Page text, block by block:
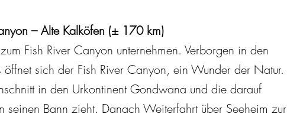
– Alte Kalköfen (± 170 km)
Fish River Canyon unternehmen. Verborgen in den
sich der Fish River Canyon, ein Wunder der Natur.
in den Urkontinent Gondwana und die darauf
seinen Bann zieht. Danach Weiterfahrt über Seeheim zur